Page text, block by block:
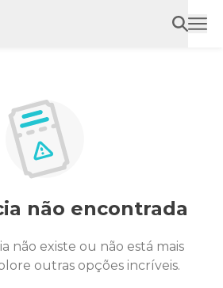
não encontrada
não existe ou não está mais
outras opções incríveis.